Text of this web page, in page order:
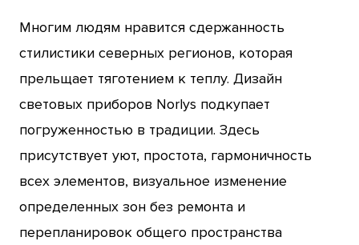
Многим людям нравится сдержанность
стилистики северных регионов, которая
прельщает тяготением к теплу. Дизайн
световых приборов Norlys подкупает
погруженностью в традиции. Здесь
присутствует уют, простота, гармоничность
всех элементов, визуальное изменение
определенных зон без ремонта и
перепланировок общего пространства